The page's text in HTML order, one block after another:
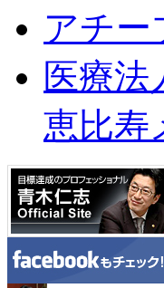
アチー
医療法
恵比寿